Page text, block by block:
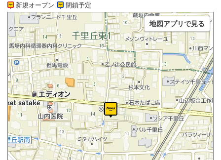
新規オープン 閉鎖予定
地図アプリで見る